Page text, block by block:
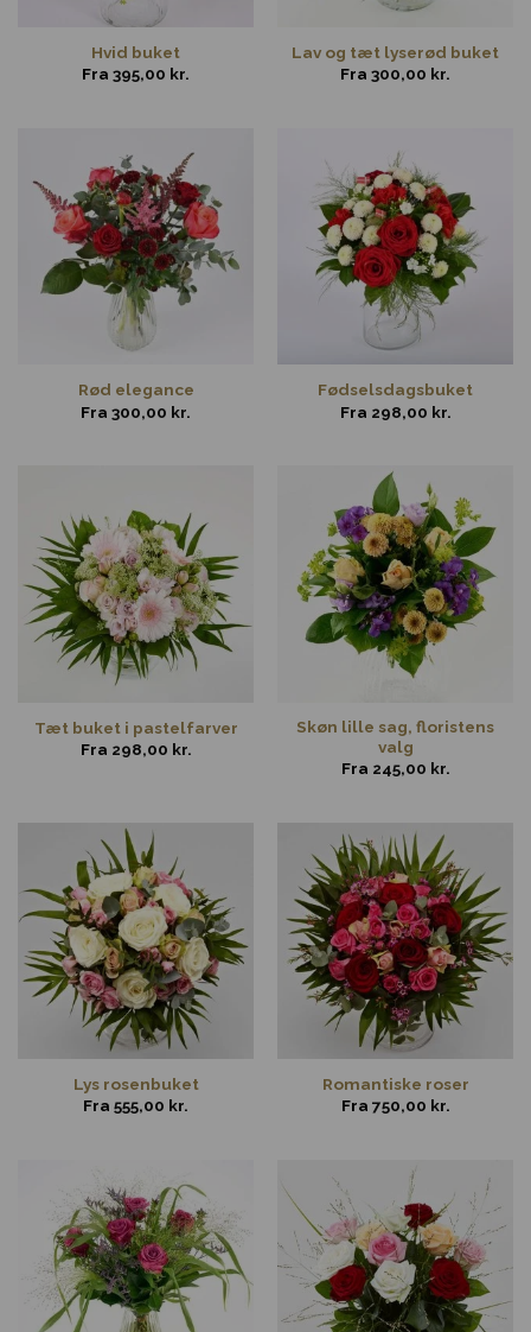
Hvid buket
Fra 395,00 kr.
Lav og tæt lyserød buket
Fra 300,00 kr.
Rød elegance
Fra 300,00 kr.
Fødselsdagsbuket
Fra 298,00 kr.
Tæt buket i pastelfarver
Fra 298,00 kr.
Skøn lille sag, floristens
valg
Fra 245,00 kr.
Lys rosenbuket
Fra 555,00 kr.
Romantiske roser
Fra 750,00 kr.